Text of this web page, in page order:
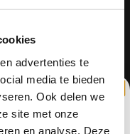
advertenties te
media te bieden
Ook delen we
site met onze
en analyse. Deze
een bekende
quadcopters,